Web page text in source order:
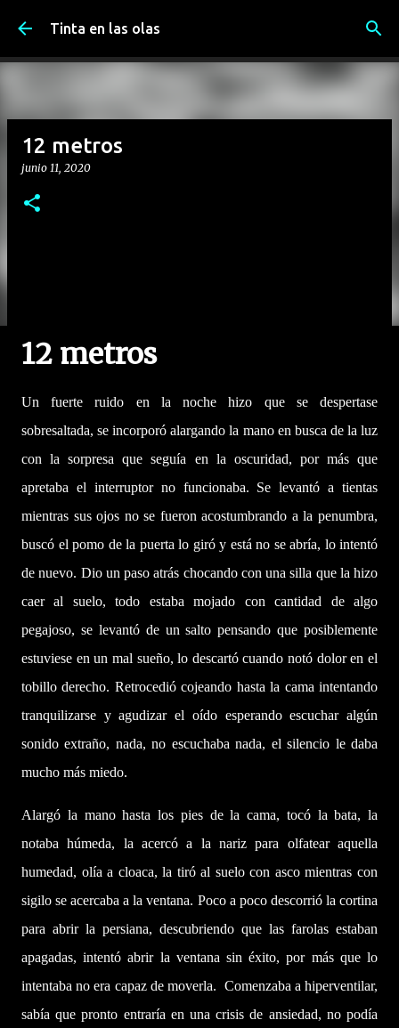
Ir al contenido principal
Tinta en las olas
12 metros
junio 11, 2020
12 metros
Un fuerte ruido en la noche hizo que se despertase
sobresaltada, se incorporó alargando la mano en busca de la luz
con la sorpresa que seguía en la oscuridad, por más que
apretaba el interruptor no funcionaba. Se levantó a tientas
mientras sus ojos no se fueron acostumbrando a la penumbra,
buscó el pomo de la puerta lo giró y está no se abría, lo intentó
de nuevo. Dio un paso atrás chocando con una silla que la hizo
caer al suelo, todo estaba mojado con cantidad de algo
pegajoso, se levantó de un salto pensando que posiblemente
estuviese en un mal sueño, lo descartó cuando notó dolor en el
tobillo derecho. Retrocedió cojeando hasta la cama intentando
tranquilizarse y agudizar el oído esperando escuchar algún
sonido extraño, nada, no escuchaba nada, el silencio le daba
mucho más miedo.
Alargó la mano hasta los pies de la cama, tocó la bata, la
notaba húmeda, la acercó a la nariz para olfatear aquella
humedad, olía a cloaca, la tiró al suelo con asco mientras con
sigilo se acercaba a la ventana. Poco a poco descorrió la cortina
para abrir la persiana, descubriendo que las farolas estaban
apagadas, intentó abrir la ventana sin éxito, por más que lo
intentaba no era capaz de moverla. Comenzaba a hiperventilar,
sabía que pronto entraría en una crisis de ansiedad, no podía